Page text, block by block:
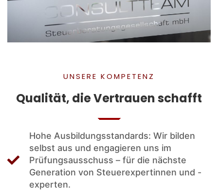
UNSERE KOMPETENZ
Qualität, die Vertrauen schafft
Hohe Ausbildungsstandards: Wir bilden
selbst aus und engagieren uns im
Prüfungsausschuss – für die nächste
Generation von Steuerexpertinnen und -
experten.